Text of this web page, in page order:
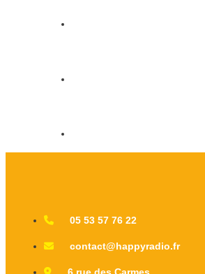
05 53 57 76 22
contact@happyradio.fr